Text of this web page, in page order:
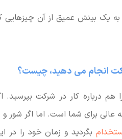
به یک بینش عمیق از آن چیزهایی
درباره کار در شرکت
برای شما است. اما اگر شور و
بگردید و زمان خود را در